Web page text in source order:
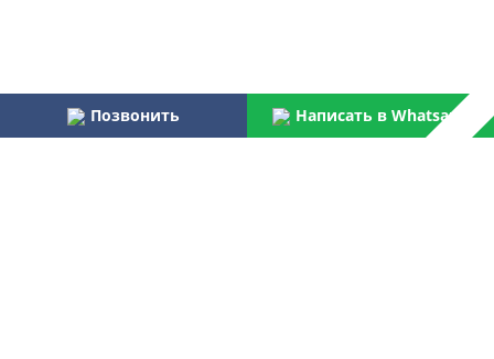
Позвонить Написать в Whatsapp